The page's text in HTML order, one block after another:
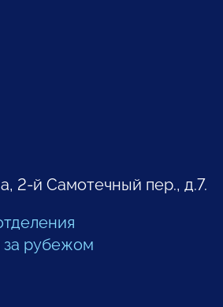
2-й Самотечный пер., д.7.
за рубежом